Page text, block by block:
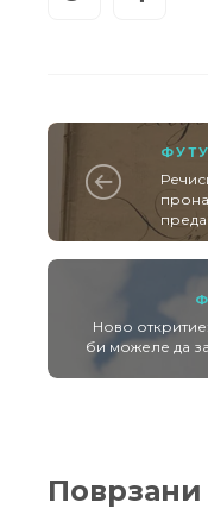
Ново
би можеле да